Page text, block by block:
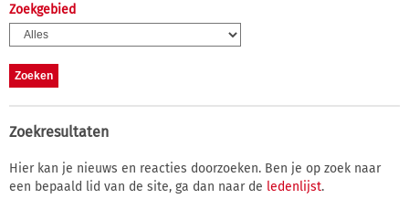
Zoekgebied
Zoekresultaten
Hier kan je nieuws en reacties doorzoeken. Ben je op zoek naar
een bepaald lid van de site, ga dan naar de ledenlijst.